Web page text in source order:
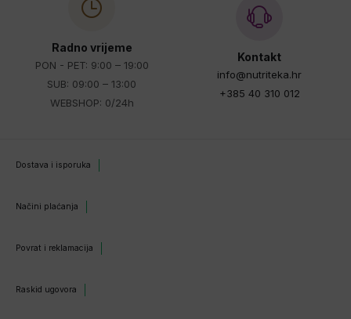
Radno vrijeme
PON - PET: 9:00 – 19:00
SUB: 09:00 – 13:00
WEBSHOP: 0/24h
Kontakt
info@nutriteka.hr
+385 40 310 012
Dostava i isporuka
Načini plaćanja
Povrat i reklamacija
Raskid ugovora